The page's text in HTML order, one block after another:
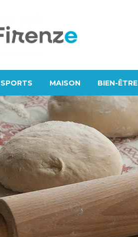
MAISON BIEN-ÊTRE